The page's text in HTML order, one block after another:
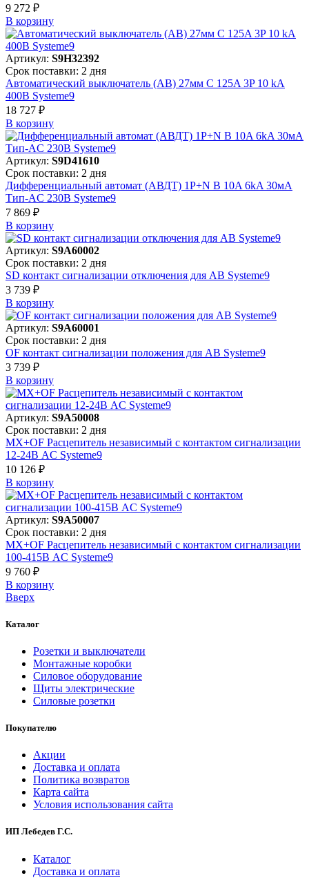
9 272 ₽
В корзинy
Артикул: S9H32392
Срок поставки: 2 дня
Автоматический выключатель (АВ) 27мм C 125A 3P 10 kA
400В Systeme9
18 727 ₽
В корзинy
Артикул: S9D41610
Срок поставки: 2 дня
Дифференциальный автомат (АВДТ) 1P+N B 10A 6kA 30мА
Тип-AC 230В Systeme9
7 869 ₽
В корзинy
Артикул: S9A60002
Срок поставки: 2 дня
SD контакт сигнализации отключения для АВ Systeme9
3 739 ₽
В корзинy
Артикул: S9A60001
Срок поставки: 2 дня
OF контакт сигнализации положения для АВ Systeme9
3 739 ₽
В корзинy
Артикул: S9A50008
Срок поставки: 2 дня
MX+OF Расцепитель независимый с контактом сигнализации
12-24В AC Systeme9
10 126 ₽
В корзинy
Артикул: S9A50007
Срок поставки: 2 дня
MX+OF Расцепитель независимый с контактом сигнализации
100-415В AC Systeme9
9 760 ₽
В корзинy
Вверх
Каталог
Розетки и выключатели
Монтажные коробки
Силовое оборудование
Щиты электрические
Силовые розетки
Покупателю
Акции
Доставка и оплата
Политика возвратов
Карта сайта
Условия использования сайта
ИП Лебедев Г.С.
Каталог
Доставка и оплата